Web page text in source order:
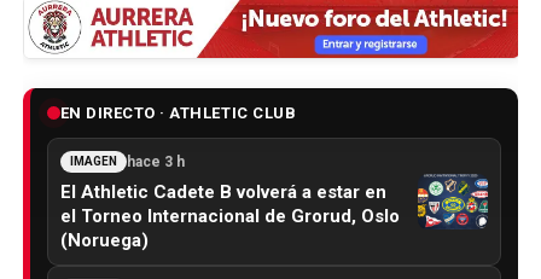
EN DIRECTO · ATHLETIC CLUB
IMAGEN hace 3 h
El Athletic Cadete B volverá a estar en
el Torneo Internacional de Grorud, Oslo
(Noruega)